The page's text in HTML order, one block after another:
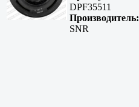
DPF35511
Производитель:
SNR